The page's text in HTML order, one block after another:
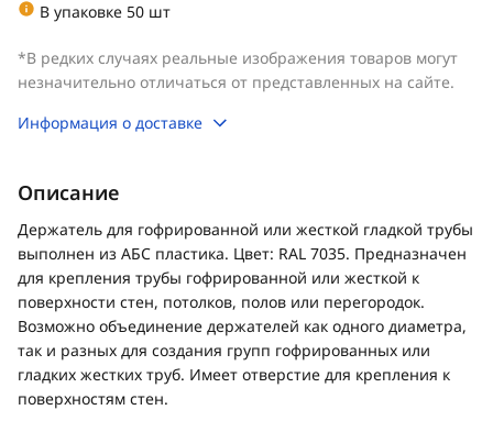
В упаковке 50 шт
*В редких случаях реальные изображения товаров могут
незначительно отличаться от представленных на сайте.
Информация о доставке
Описание
Держатель для гофрированной или жесткой гладкой трубы
выполнен из АБС пластика. Цвет: RAL 7035. Предназначен
для крепления трубы гофрированной или жесткой к
поверхности стен, потолков, полов или перегородок.
Возможно объединение держателей как одного диаметра,
так и разных для создания групп гофрированных или
гладких жестких труб. Имеет отверстие для крепления к
поверхностям стен.